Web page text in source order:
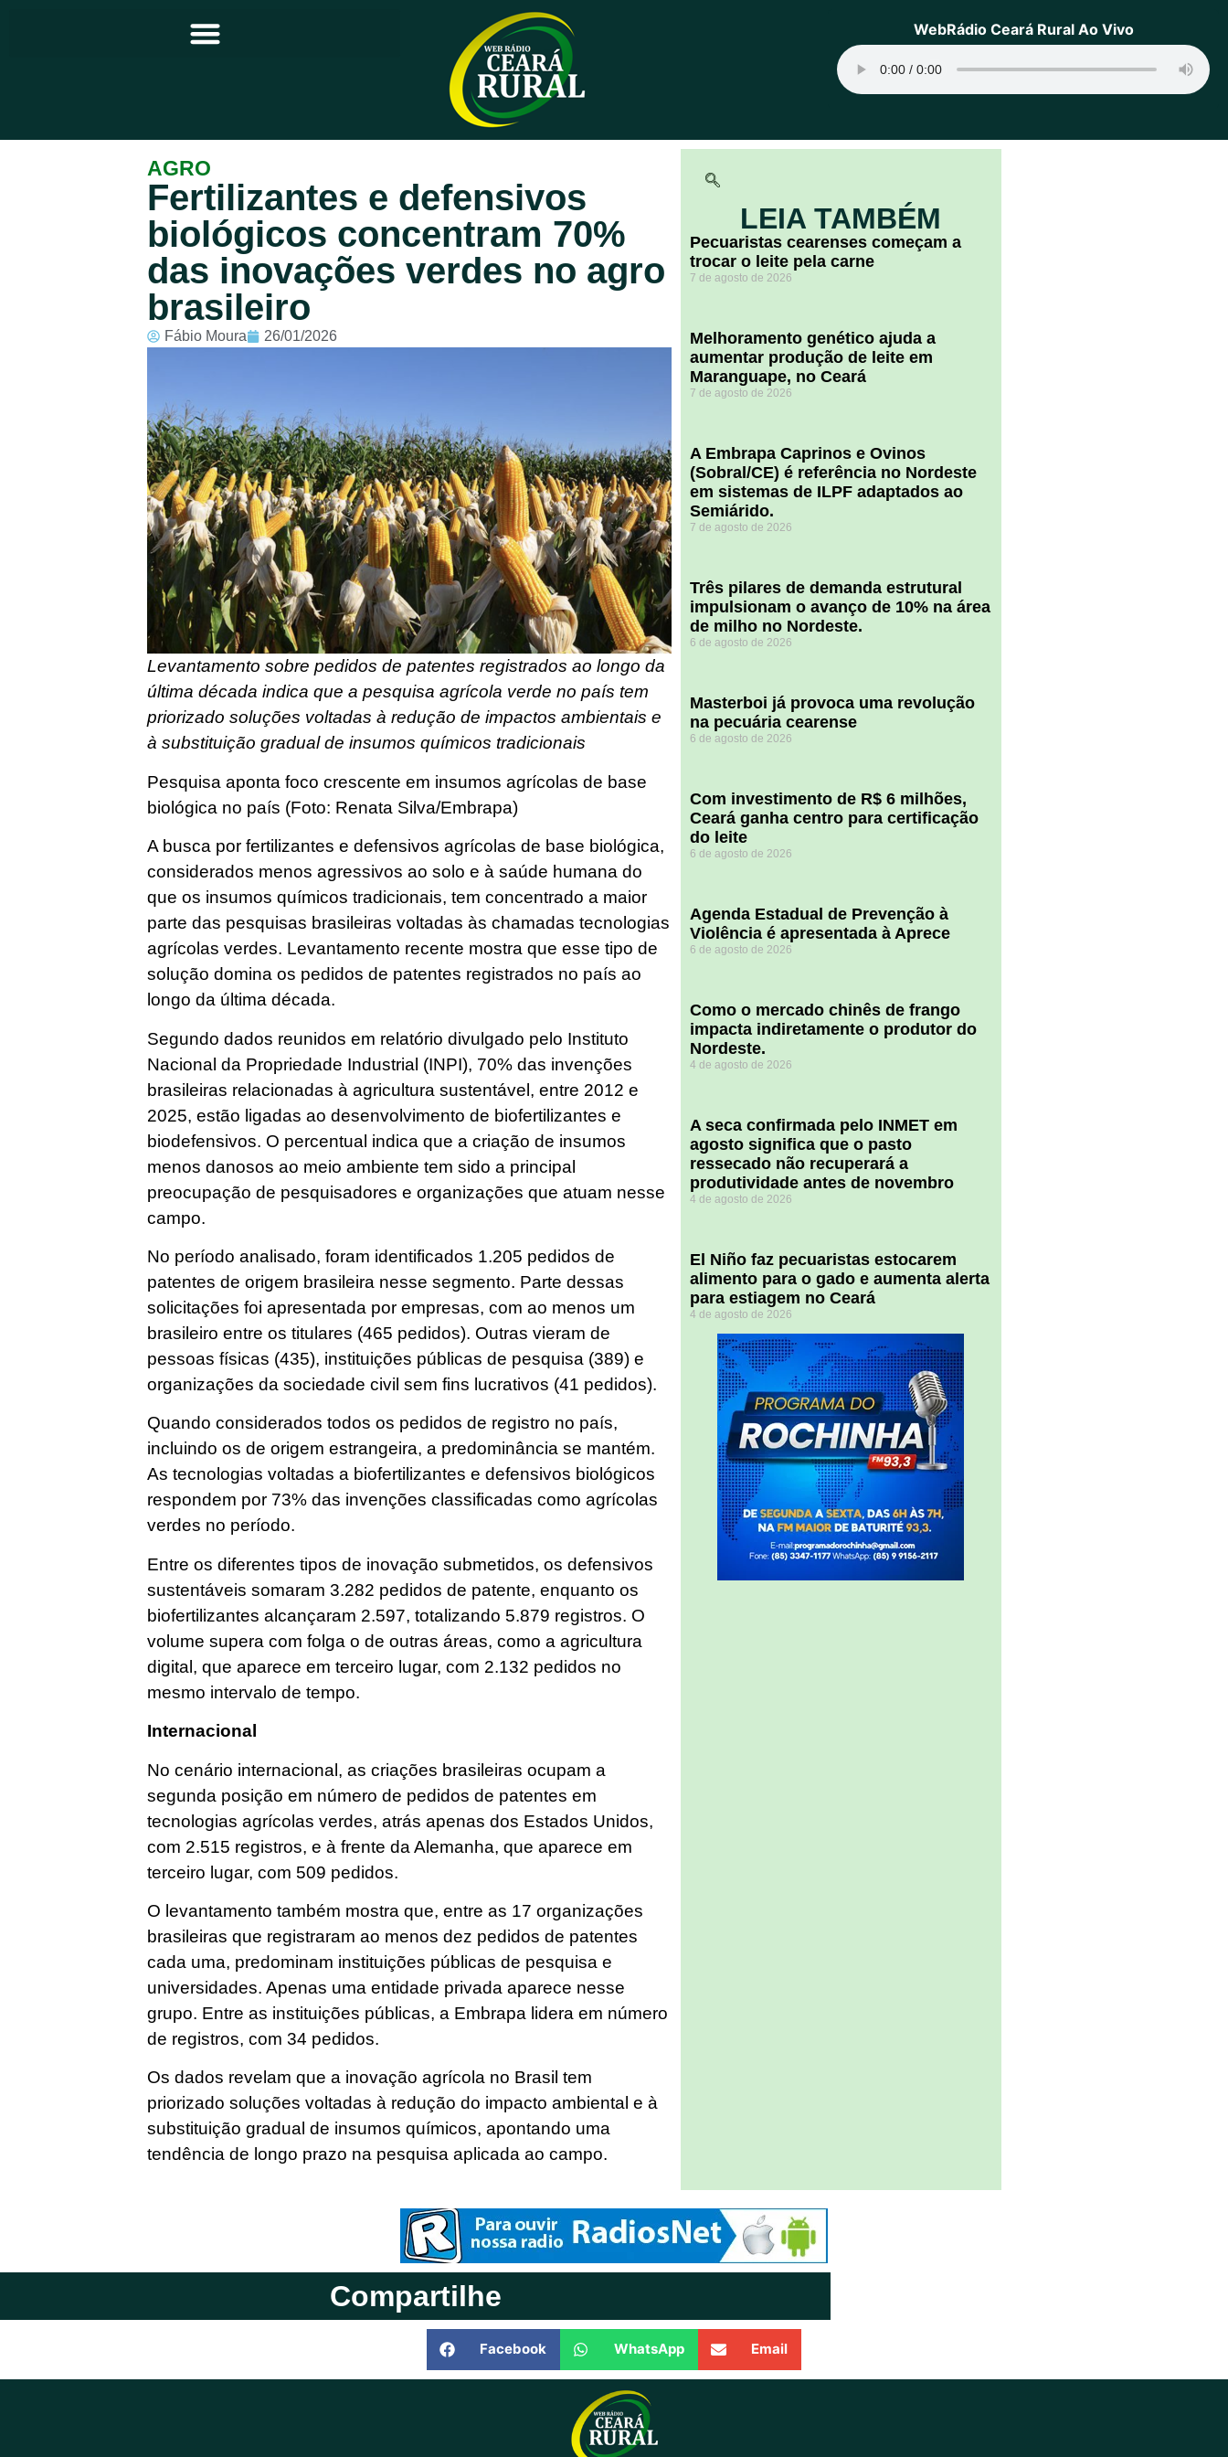
Principal
Notícias
Programação
Equipe
Contato
Sobre
WebRádio Ceará Rural Ao Vivo
AGRO
Fertilizantes e defensivos
biológicos concentram 70%
das inovações verdes no agro
brasileiro
Fábio Moura 26/01/2026
Levantamento sobre pedidos de patentes registrados ao longo da
última década indica que a pesquisa agrícola verde no país tem
priorizado soluções voltadas à redução de impactos ambientais e
à substituição gradual de insumos químicos tradicionais
Pesquisa aponta foco crescente em insumos agrícolas de base
biológica no país (Foto: Renata Silva/Embrapa)
A busca por fertilizantes e defensivos agrícolas de base biológica,
considerados menos agressivos ao solo e à saúde humana do
que os insumos químicos tradicionais, tem concentrado a maior
parte das pesquisas brasileiras voltadas às chamadas tecnologias
agrícolas verdes. Levantamento recente mostra que esse tipo de
solução domina os pedidos de patentes registrados no país ao
longo da última década.
Segundo dados reunidos em relatório divulgado pelo Instituto
Nacional da Propriedade Industrial (INPI), 70% das invenções
brasileiras relacionadas à agricultura sustentável, entre 2012 e
2025, estão ligadas ao desenvolvimento de biofertilizantes e
biodefensivos. O percentual indica que a criação de insumos
menos danosos ao meio ambiente tem sido a principal
preocupação de pesquisadores e organizações que atuam nesse
campo.
No período analisado, foram identificados 1.205 pedidos de
patentes de origem brasileira nesse segmento. Parte dessas
solicitações foi apresentada por empresas, com ao menos um
brasileiro entre os titulares (465 pedidos). Outras vieram de
pessoas físicas (435), instituições públicas de pesquisa (389) e
organizações da sociedade civil sem fins lucrativos (41 pedidos).
Quando considerados todos os pedidos de registro no país,
incluindo os de origem estrangeira, a predominância se mantém.
As tecnologias voltadas a biofertilizantes e defensivos biológicos
respondem por 73% das invenções classificadas como agrícolas
verdes no período.
Entre os diferentes tipos de inovação submetidos, os defensivos
sustentáveis somaram 3.282 pedidos de patente, enquanto os
biofertilizantes alcançaram 2.597, totalizando 5.879 registros. O
volume supera com folga o de outras áreas, como a agricultura
digital, que aparece em terceiro lugar, com 2.132 pedidos no
mesmo intervalo de tempo.
Internacional
No cenário internacional, as criações brasileiras ocupam a
segunda posição em número de pedidos de patentes em
tecnologias agrícolas verdes, atrás apenas dos Estados Unidos,
com 2.515 registros, e à frente da Alemanha, que aparece em
terceiro lugar, com 509 pedidos.
O levantamento também mostra que, entre as 17 organizações
brasileiras que registraram ao menos dez pedidos de patentes
cada uma, predominam instituições públicas de pesquisa e
universidades. Apenas uma entidade privada aparece nesse
grupo. Entre as instituições públicas, a Embrapa lidera em número
de registros, com 34 pedidos.
Os dados revelam que a inovação agrícola no Brasil tem
priorizado soluções voltadas à redução do impacto ambiental e à
substituição gradual de insumos químicos, apontando uma
tendência de longo prazo na pesquisa aplicada ao campo.
LEIA TAMBÉM
Pecuaristas cearenses começam a
trocar o leite pela carne
7 de agosto de 2026
Melhoramento genético ajuda a
aumentar produção de leite em
Maranguape, no Ceará
7 de agosto de 2026
A Embrapa Caprinos e Ovinos
(Sobral/CE) é referência no Nordeste
em sistemas de ILPF adaptados ao
Semiárido.
7 de agosto de 2026
​Três pilares de demanda estrutural
impulsionam o avanço de 10% na área
de milho no Nordeste.
6 de agosto de 2026
Masterboi já provoca uma revolução
na pecuária cearense
6 de agosto de 2026
Com investimento de R$ 6 milhões,
Ceará ganha centro para certificação
do leite
6 de agosto de 2026
Agenda Estadual de Prevenção à
Violência é apresentada à Aprece
6 de agosto de 2026
​Como o mercado chinês de frango
impacta indiretamente o produtor do
Nordeste.
4 de agosto de 2026
A seca confirmada pelo INMET em
agosto significa que o pasto
ressecado não recuperará a
produtividade antes de novembro
4 de agosto de 2026
El Niño faz pecuaristas estocarem
alimento para o gado e aumenta alerta
para estiagem no Ceará
4 de agosto de 2026
Compartilhe
Facebook WhatsApp Email